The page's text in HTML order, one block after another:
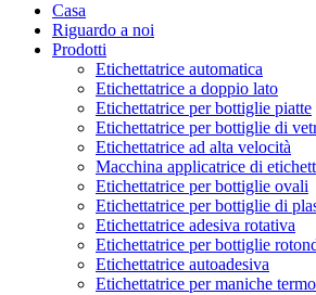
Casa
Riguardo a noi
Prodotti
Etichettatrice automatica
Etichettatrice a doppio lato
Etichettatrice per bottiglie piatte
Etichettatrice per bottiglie di
Etichettatrice ad alta velocità
Macchina applicatrice di
Etichettatrice per bottiglie ovali
Etichettatrice per bottiglie di
Etichettatrice adesiva rotativa
Etichettatrice per bottiglie
Etichettatrice autoadesiva
Etichettatrice per maniche